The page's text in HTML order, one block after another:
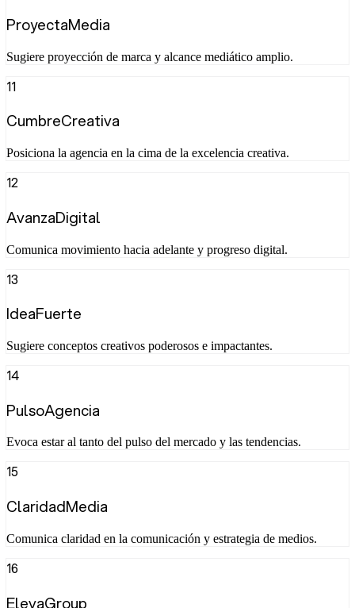
ProyectaMedia
Sugiere proyección de marca y alcance mediático amplio.
11
CumbreCreativa
Posiciona la agencia en la cima de la excelencia creativa.
12
AvanzaDigital
Comunica movimiento hacia adelante y progreso digital.
13
IdeaFuerte
Sugiere conceptos creativos poderosos e impactantes.
14
PulsoAgencia
Evoca estar al tanto del pulso del mercado y las tendencias.
15
ClaridadMedia
Comunica claridad en la comunicación y estrategia de medios.
16
ElevaGroup